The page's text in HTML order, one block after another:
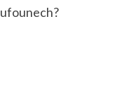
ufounech?